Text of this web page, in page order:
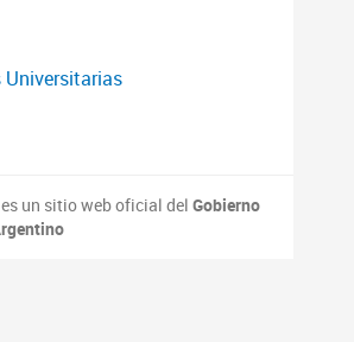
un sitio web oficial del Gobierno